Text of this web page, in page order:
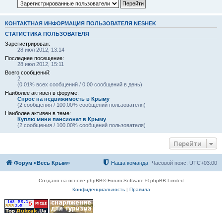
КОНТАКТНАЯ ИНФОРМАЦИЯ ПОЛЬЗОВАТЕЛЯ NESHEK
СТАТИСТИКА ПОЛЬЗОВАТЕЛЯ
Зарегистрирован:
28 июл 2012, 13:14
Последнее посещение:
28 июл 2012, 15:11
Всего сообщений:
2
(0.01% всех сообщений / 0.00 сообщений в день)
Наиболее активен в форуме:
Спрос на недвижимость в Крыму
(2 сообщения / 100.00% сообщений пользователя)
Наиболее активен в теме:
Куплю мини пансионат в Крыму
(2 сообщения / 100.00% сообщений пользователя)
Перейти
Форум «Весь Крым» Часовой пояс: UTC+03:00
Наша команда
Создано на основе phpBB® Forum Software © phpBB Limited
Конфиденциальность| Правила